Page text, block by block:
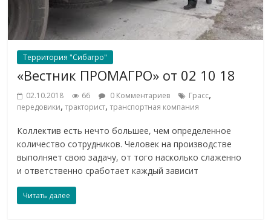
Территория "Сибагро"
«Вестник ПРОМАГРО» от 02 10 18
02.10.2018 66 0 Комментариев Грасс,
передовики,тракторист,транспортная компания
Коллектив есть нечто большее, чем определенное
количество сотрудников. Человек на производстве
выполняет свою задачу, от того насколько слаженно
и ответственно сработает каждый зависит
Читать далее